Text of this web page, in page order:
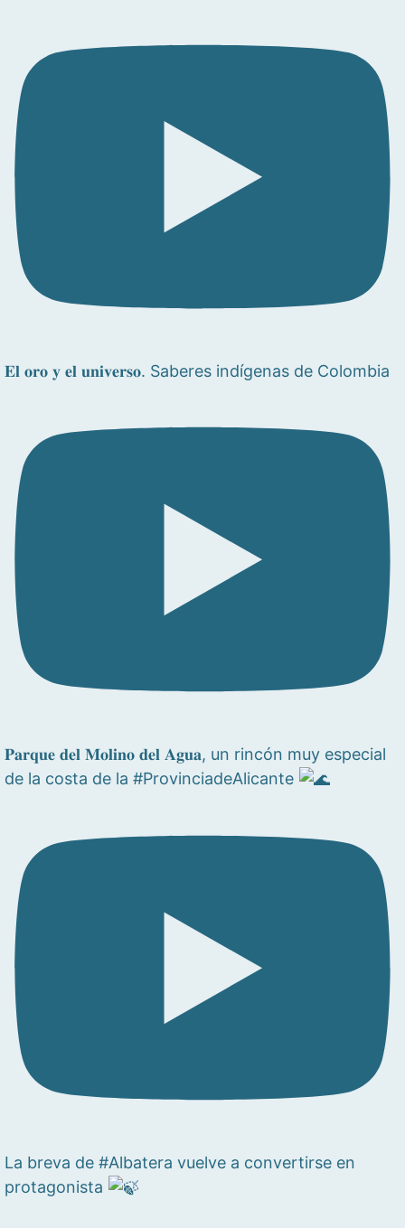
𝐄𝐥 𝐨𝐫𝐨 𝐲 𝐞𝐥 𝐮𝐧𝐢𝐯𝐞𝐫𝐬𝐨. Saberes indígenas de Colombia
𝐏𝐚𝐫𝐪𝐮𝐞 𝐝𝐞𝐥 𝐌𝐨𝐥𝐢𝐧𝐨 𝐝𝐞𝐥 𝐀𝐠𝐮𝐚, un rincón muy especial
de la costa de la #ProvinciadeAlicante
La breva de #Albatera vuelve a convertirse en
protagonista